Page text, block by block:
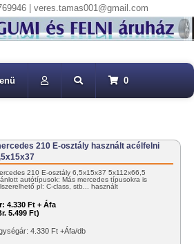
| veres.tamas001@gmail.com
0
210 E-osztály használt acélfelni
210 E-osztály 6,5x15x37 5x112x66,5
autótípusok: Más mercedes típusokra is
pl: C-class, stb... használt
4.330 Ft + Áfa
5.499 Ft)
4.330 Ft +Áfa/db